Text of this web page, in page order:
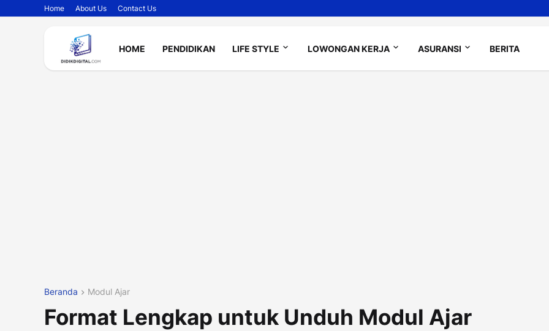
Home About Us Contact Us
HOME PENDIDIKAN LIFE STYLE LOWONGAN KERJA ASURANSI BERITA
Beranda Modul Ajar
Format Lengkap untuk Unduh Modul Ajar